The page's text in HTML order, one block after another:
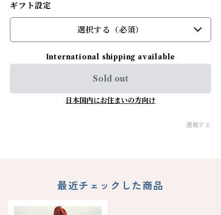
ギフト設定
選択する（必須）
International shipping available
Sold out
日本国内にお住まいの方向け
通報する
最近チェックした商品